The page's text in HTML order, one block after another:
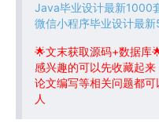
Java毕业设计最新1000
微信小程序毕业设计最
🌟文末获取源码+数据库
感兴趣的可以先收藏起
论文编写等相关问题都
人